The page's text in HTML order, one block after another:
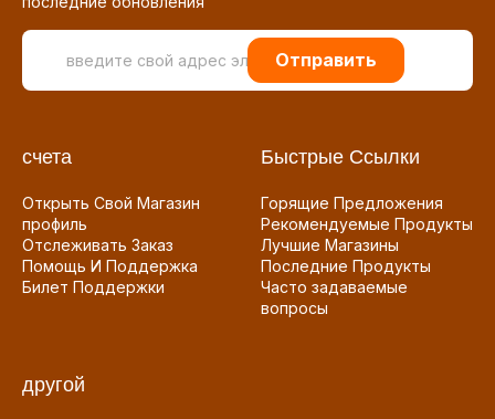
Отправить
счета
Открыть Свой Магазин
профиль
Отслеживать Заказ
Помощь И Поддержка
Билет Поддержки
Быстрые Ссылки
Горящие Предложения
Рекомендуемые Продукты
Лучшие Магазины
Последние Продукты
Часто задаваемые
вопросы
другой